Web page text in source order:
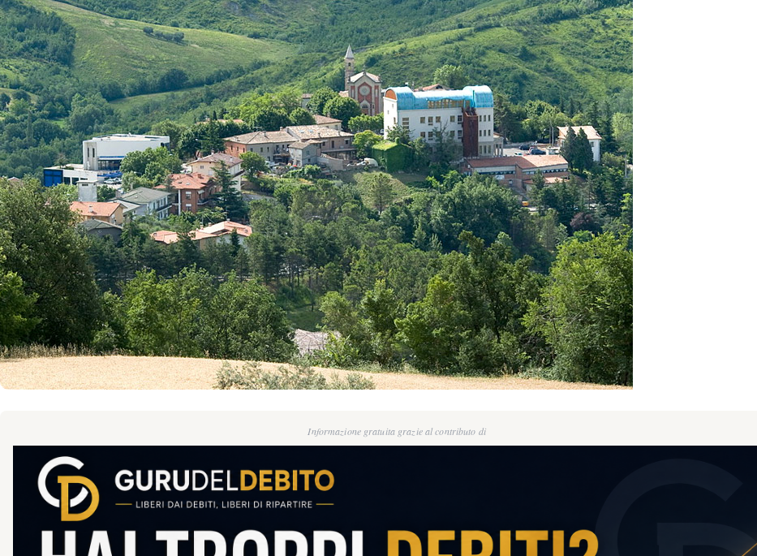
Informazione gratuita grazie al contributo di